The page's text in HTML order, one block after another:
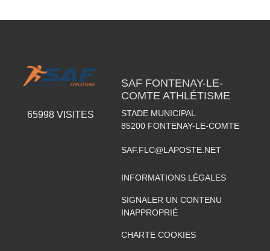
65998VISITES
SAF FONTENAY-LE-
COMTE ATHLÉTISME
STADE MUNICIPAL
85200 FONTENAY-LE-COMTE
SAF.FLC@LAPOSTE.NET
INFORMATIONS LÉGALES
SIGNALER UN CONTENU
INAPPROPRIÉ
CHARTE COOKIES